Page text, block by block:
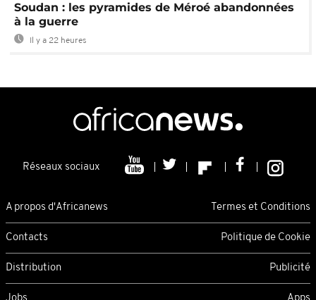
Soudan : les pyramides de Méroé abandonnées
à la guerre
Il y a 22 heures
Réseaux sociaux
A propos d'Africanews Termes et Conditions
Contacts Politique de Cookie
Distribution Publicité